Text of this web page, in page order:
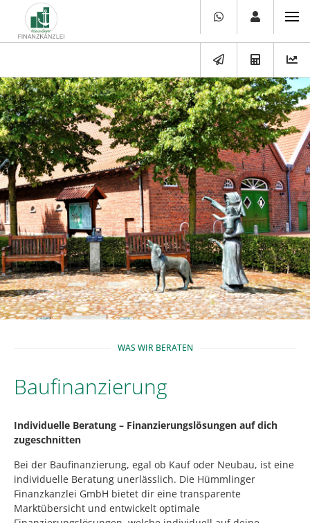
WAS WIR BERATEN
Baufinanzierung
Individuelle Beratung – Finanzierungslösungen auf dich
zugeschnitten
Bei der Baufinanzierung, egal ob Kauf oder Neubau, ist eine
individuelle Beratung unerlässlich. Die Hümmlinger
Finanzkanzlei GmbH bietet dir eine transparente
Marktübersicht und entwickelt optimale